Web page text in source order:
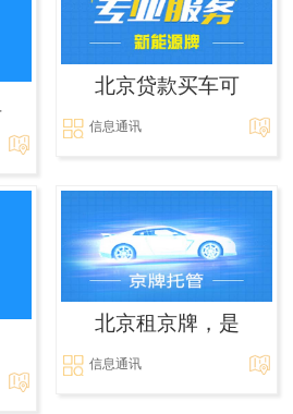
北京贷款买车可
信息通讯
北京租京牌，是
信息通讯